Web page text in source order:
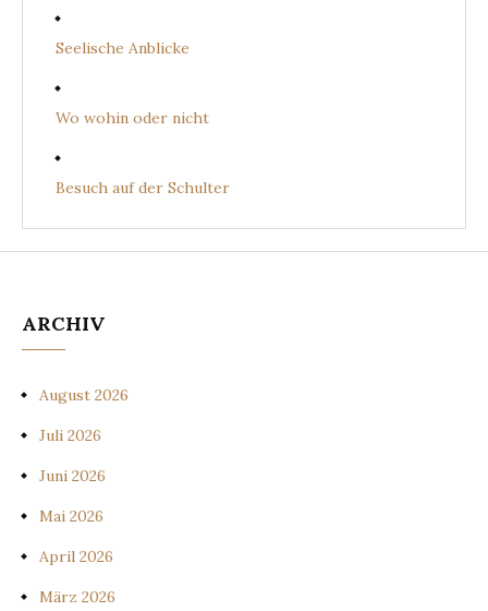
Seelische Anblicke
Wo wohin oder nicht
Besuch auf der Schulter
ARCHIV
August 2026
Juli 2026
Juni 2026
Mai 2026
April 2026
März 2026